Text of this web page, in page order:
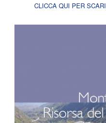
CLICCA QUI PER